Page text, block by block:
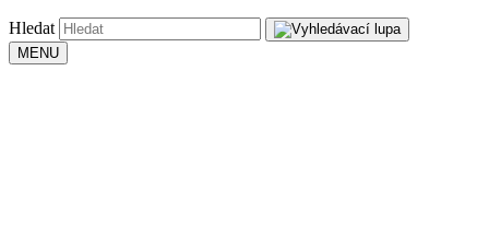
Hledat
MENU